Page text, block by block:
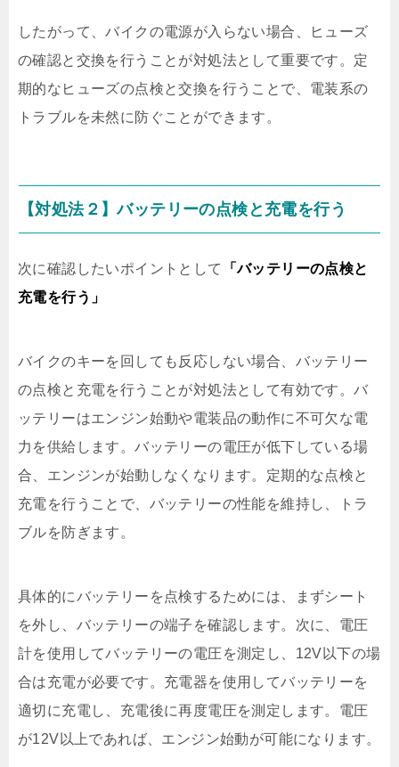
したがって、バイクの電源が入らない場合、ヒューズ
の確認と交換を行うことが対処法として重要です。定
期的なヒューズの点検と交換を行うことで、電装系の
トラブルを未然に防ぐことができます。
【対処法２】バッテリーの点検と充電を行う
次に確認したいポイントとして
「バッテリーの点検と
充電を行う」
バイクのキーを回しても反応しない場合、バッテリー
の点検と充電を行うことが対処法として有効です。バ
ッテリーはエンジン始動や電装品の動作に不可欠な電
力を供給します。バッテリーの電圧が低下している場
合、エンジンが始動しなくなります。定期的な点検と
充電を行うことで、バッテリーの性能を維持し、トラ
ブルを防ぎます。
具体的にバッテリーを点検するためには、まずシート
を外し、バッテリーの端子を確認します。次に、電圧
計を使用してバッテリーの電圧を測定し、12V以下の場
合は充電が必要です。充電器を使用してバッテリーを
適切に充電し、充電後に再度電圧を測定します。電圧
が12V以上であれば、エンジン始動が可能になります。